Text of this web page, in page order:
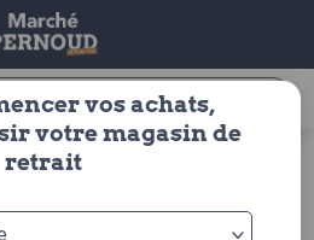
> legumes
vos achats,
votre magasin de
retrait